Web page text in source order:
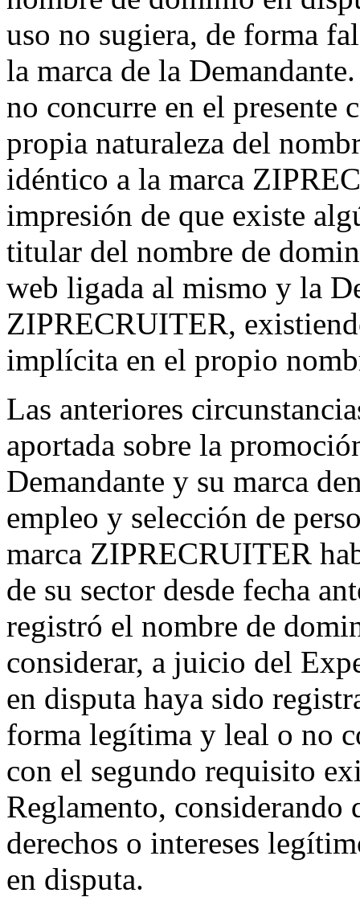
uso no sugiera, de forma
la marca de la
no concurre en el presente
propia naturaleza del
idéntico a la marca
impresión de que existe
titular del nombre de
web ligada al mismo y la
ZIPRECRUITER,
implícita en el propio
Las anteriores
aportada sobre la
Demandante y su marca
empleo y selección de
marca ZIPRECRUITER
de su sector desde fecha
registró el nombre de
considerar, a juicio del
en disputa haya sido
forma legítima y leal o no
con el segundo requisito
Reglamento, considerando
derechos o intereses
en disputa.